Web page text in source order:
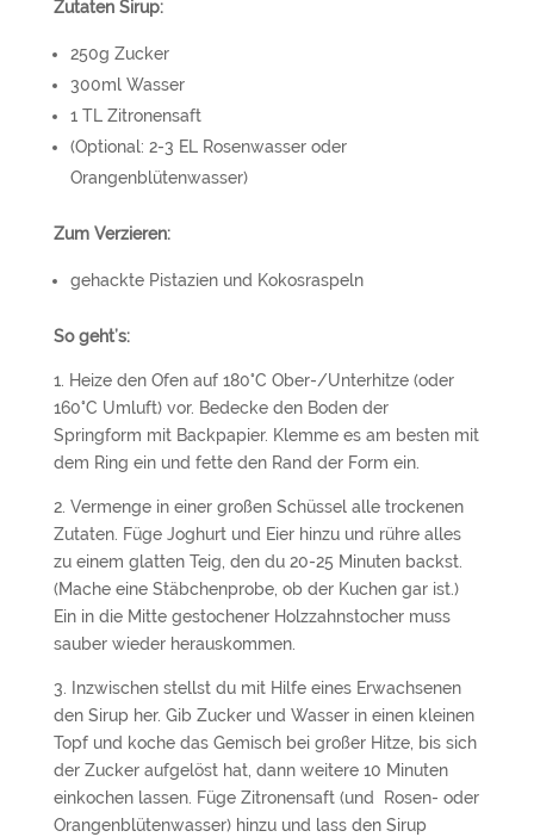
Zutaten Sirup:
250g Zucker
300ml Wasser
1 TL Zitronensaft
(Optional: 2-3 EL Rosenwasser oder
Orangenblütenwasser)
Zum Verzieren:
gehackte Pistazien und Kokosraspeln
So geht’s:
1. Heize den Ofen auf 180°C Ober-/Unterhitze (oder
160°C Umluft) vor. Bedecke den Boden der
Springform mit Backpapier. Klemme es am besten mit
dem Ring ein und fette den Rand der Form ein.
2. Vermenge in einer großen Schüssel alle trockenen
Zutaten. Füge Joghurt und Eier hinzu und rühre alles
zu einem glatten Teig, den du 20-25 Minuten backst.
(Mache eine Stäbchenprobe, ob der Kuchen gar ist.)
Ein in die Mitte gestochener Holzzahnstocher muss
sauber wieder herauskommen.
3. Inzwischen stellst du mit Hilfe eines Erwachsenen
den Sirup her. Gib Zucker und Wasser in einen kleinen
Topf und koche das Gemisch bei großer Hitze, bis sich
der Zucker aufgelöst hat, dann weitere 10 Minuten
einkochen lassen. Füge Zitronensaft (und Rosen- oder
Orangenblütenwasser) hinzu und lass den Sirup